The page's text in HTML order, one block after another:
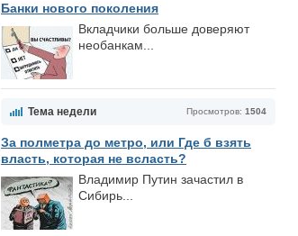
Банки нового поколения
Вкладчики больше доверяют
необанкам...
Просмотров: 1504
Тема недели
За полметра до метро, или Где б взять
власть, которая не всласть?
Владимир Путин зачастил в
Сибирь...